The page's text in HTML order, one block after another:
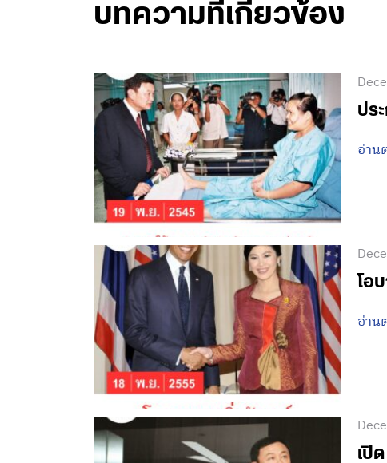
บทความที่เกี่ยวข้อง
ปร
อ่าน
โอ
อ่าน
เปิ